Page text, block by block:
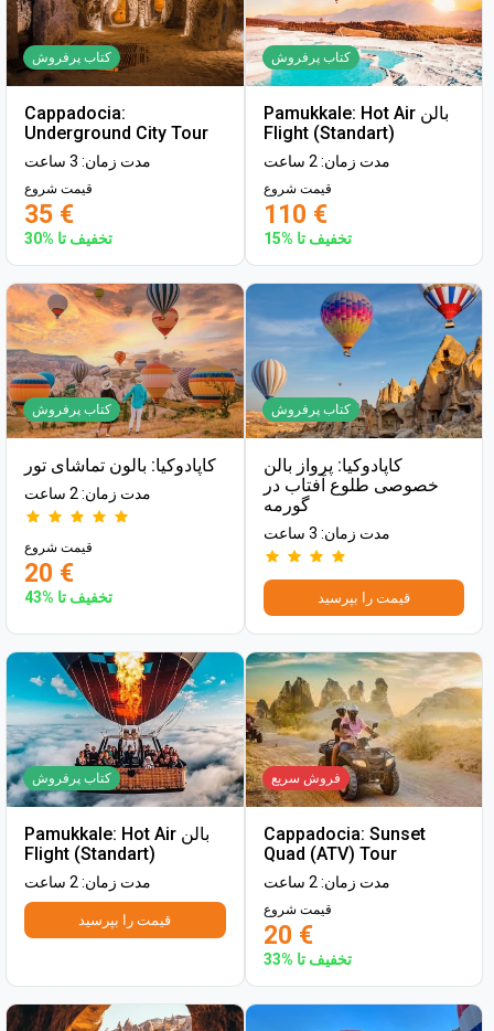
کتاب پرفروش
Cappadocia:
Underground City Tour
مدت زمان: 3 ساعت
قیمت شروع
35 €
تخفیف تا %30
کتاب پرفروش
Pamukkale: Hot Air بالن
Flight (Standart)
مدت زمان: 2 ساعت
قیمت شروع
110 €
تخفیف تا %15
کتاب پرفروش
کاپادوکیا: بالون تماشای تور
مدت زمان: 2 ساعت
قیمت شروع
20 €
تخفیف تا %43
کتاب پرفروش
کاپادوکیا: پرواز بالن
خصوصی طلوع آفتاب در
گورمه
مدت زمان: 3 ساعت
قیمت را بپرسید
کتاب پرفروش
Pamukkale: Hot Air بالن
Flight (Standart)
مدت زمان: 2 ساعت
قیمت را بپرسید
فروش سریع
Cappadocia: Sunset
Quad (ATV) Tour
مدت زمان: 2 ساعت
قیمت شروع
20 €
تخفیف تا %33